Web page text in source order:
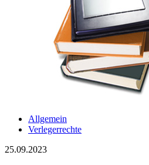
Allgemein
Verlegerrechte
25.09.2023